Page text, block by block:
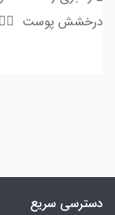
درخشش پوست
دسترسی سریع